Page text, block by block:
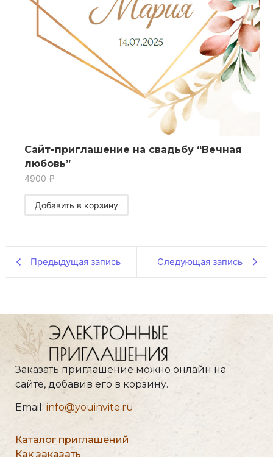
Сайт-приглашение на свадьбу “Вечная
любовь”
4900 ₽
Добавить в корзину
Предыдущая запись Следующая запись
Заказать приглашение можно онлайн на
сайте, добавив его в корзину.
Email: info@youinvite.ru
Каталог приглашений
Как заказать